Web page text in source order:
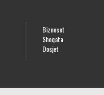
Bizneset
Shoqata
Dosjet